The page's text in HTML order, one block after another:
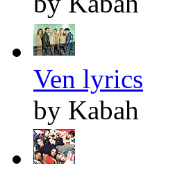
Ven lyrics
by Kabah